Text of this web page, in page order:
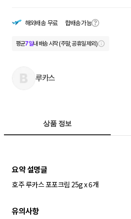
해외배송 무료 합배송 가능
평균7일내 배송 시작 (주말, 공휴일 제외)
루카스
상품 정보
호주 루카스 포포크림 25g x 6개
유의사항